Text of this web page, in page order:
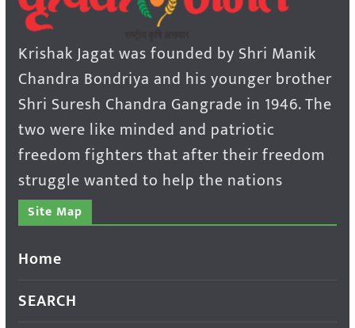
Krishak Jagat was founded by Shri Manik
Chandra Bondriya and his younger brother
Shri Suresh Chandra Gangrade in 1946. The
two were like minded and patriotic
freedom fighters that after their freedom
struggle wanted to help the nations
Site Map
Home
SEARCH